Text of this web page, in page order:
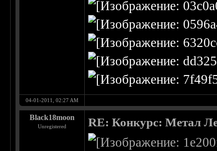
04-01-2011, 02:27 AM
Black18moon
Unregistered RE: Конкурс: Метал